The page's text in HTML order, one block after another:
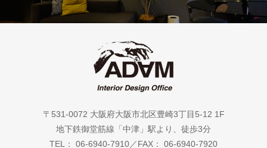
〒531-0072 大阪府大阪市北区豊崎3丁目5-12 1F
地下鉄御堂筋線「中津」駅より、徒歩3分
TEL： 06-6940-7910／FAX： 06-6940-7920